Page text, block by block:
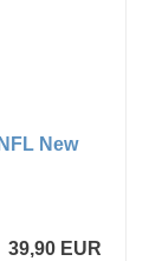
New
39,90 EUR